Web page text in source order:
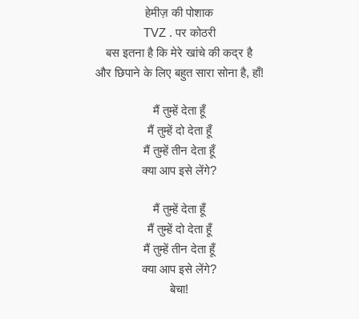
हेमीज़ की पोशाक
TVZ . पर कोठरी
बस इतना है कि मेरे खांचे की कद्र है
और छिपाने के लिए बहुत सारा सोना है, हाँ!
मैं तुम्हें देता हूँ
मैं तुम्हें दो देता हूँ
मैं तुम्हें तीन देता हूँ
क्या आप इसे लेंगे?
मैं तुम्हें देता हूँ
मैं तुम्हें दो देता हूँ
मैं तुम्हें तीन देता हूँ
क्या आप इसे लेंगे?
बेचा!